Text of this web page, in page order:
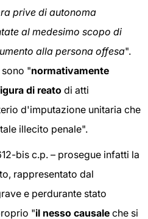
prive di autonoma
al medesimo scopo di
alla persona offesa".
"normativamente
di reato di atti
d'imputazione unitaria che
illecito penale".
bis c.p. – prosegue infatti la
rappresentato dal
e perdurante stato
"il nesso causale che si